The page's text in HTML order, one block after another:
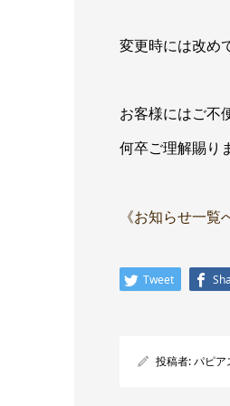
変更時には改め
お客様にはご不
何卒ご理解賜り
《お知らせ一覧
Tweet
投稿者:パピア